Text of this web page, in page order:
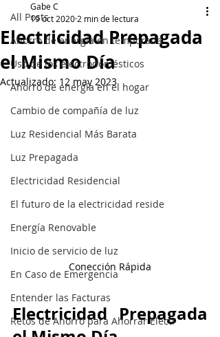
All Posts
Ahorro de energía en temporada
Uso de los electrodomésticos
Ahorro de energía en el hogar
Cambio de compañía de luz
Luz Residencial Más Barata
Luz Prepagada
Electricidad Residencial
El futuro de la electricidad reside
Energía Renovable
Inicio de servicio de luz
En Caso de Emergencia
Entender las Facturas
Retos de Ahorro para Ahorrar Electr
Electricidad Prepagada
el Mismo Día
Gabe C
19 oct 2020 2 min de lectura
Actualizado: 12 may 2023
Conección Rápida
Electricidad Prepagada